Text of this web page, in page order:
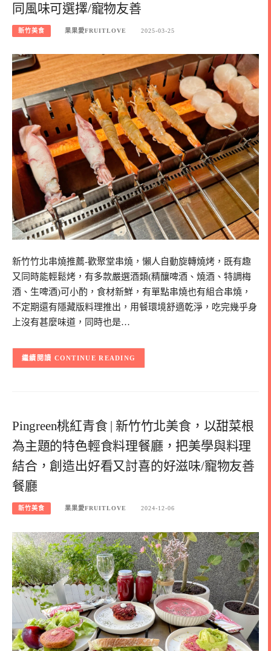
同風味可選擇/寵物友善
新竹美食 果果愛FRUITLOVE 2025-03-25
新竹竹北串燒推薦-歡聚堂串燒，懶人自動旋轉燒烤，既有趣
又同時能輕鬆烤，有多款嚴選酒類(精釀啤酒、燒酒、特調梅
酒、生啤酒)可小酌，食材新鮮，有單點串燒也有組合串燒，
不定期還有隱藏版料理推出，用餐環境舒適乾淨，吃完幾乎身
上沒有甚麼味道，同時也是…
CONTINUE READING
Pingreen桃紅青食 | 新竹竹北美食，以甜菜根
為主題的特色輕食料理餐廳，把美學與料理
結合，創造出好看又討喜的好滋味/寵物友善
餐廳
新竹美食 果果愛FRUITLOVE 2024-12-06